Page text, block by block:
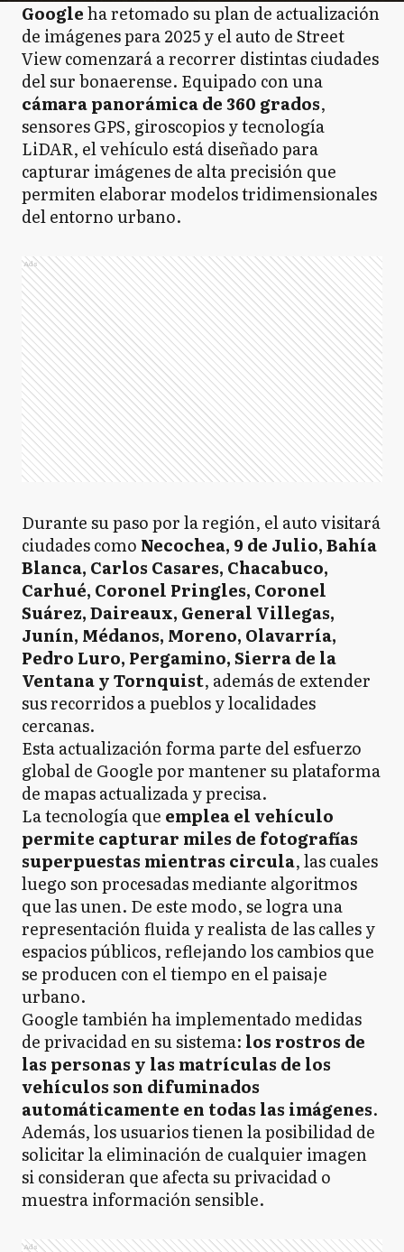
Googleha retomado su plan de actualización
de imágenes para 2025 y el auto de Street
View comenzará a recorrer distintas ciudades
del sur bonaerense. Equipado con una
cámara panorámica de 360 grados,
sensores GPS, giroscopios y tecnología
LiDAR, el vehículo está diseñado para
capturar imágenes de alta precisión que
permiten elaborar modelos tridimensionales
del entorno urbano.
Ads
Durante su paso por la región, el auto visitará
ciudades como Necochea, 9 de Julio, Bahía
Blanca, Carlos Casares, Chacabuco,
Carhué, Coronel Pringles, Coronel
Suárez, Daireaux, General Villegas,
Junín, Médanos, Moreno, Olavarría,
Pedro Luro, Pergamino, Sierra de la
Ventana y Tornquist, además de extender
sus recorridos a pueblos y localidades
cercanas.
Esta actualización forma parte del esfuerzo
global de Google por mantener su plataforma
de mapas actualizada y precisa.
La tecnología que emplea el vehículo
permite capturar miles de fotografías
superpuestas mientras circula, las cuales
luego son procesadas mediante algoritmos
que las unen. De este modo, se logra una
representación fluida y realista de las calles y
espacios públicos, reflejando los cambios que
se producen con el tiempo en el paisaje
urbano.
Google también ha implementado medidas
de privacidad en su sistema: los rostros de
las personas y las matrículas de los
vehículos son difuminados
automáticamente en todas las imágenes.
Además, los usuarios tienen la posibilidad de
solicitar la eliminación de cualquier imagen
si consideran que afecta su privacidad o
muestra información sensible.
Ads